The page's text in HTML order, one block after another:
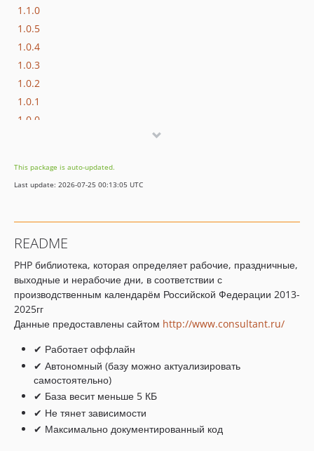
1.1.0
1.0.5
1.0.4
1.0.3
1.0.2
1.0.1
1.0.0
This package is auto-updated.
Last update: 2026-07-25 00:13:05 UTC
README
PHP библиотека, которая определяет рабочие, праздничные,
выходные и нерабочие дни, в соответствии с
производственным календарём Российской Федерации 2013-
2025гг
Данные предоставлены сайтом http://www.consultant.ru/
✔ Работает оффлайн
✔ Автономный (базу можно актуализировать
самостоятельно)
✔ База весит меньше 5 КБ
✔ Не тянет зависимости
✔ Максимально документированный код